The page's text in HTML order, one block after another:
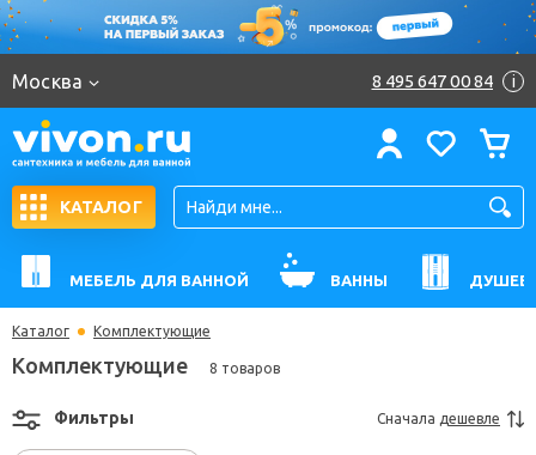
Москва 8 495 647 00 84 i
КАТАЛОГ
МЕБЕЛЬ ДЛЯ ВАННОЙ ВАННЫ
Каталог Комплектующие
Комплектующие 8 товаров
Фильтры Сначала дешевле